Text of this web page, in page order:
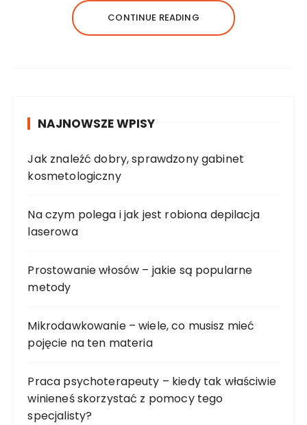
CONTINUE READING
NAJNOWSZE WPISY
Jak znaleźć dobry, sprawdzony gabinet
kosmetologiczny
Na czym polega i jak jest robiona depilacja
laserowa
Prostowanie włosów – jakie są popularne
metody
Mikrodawkowanie – wiele, co musisz mieć
pojęcie na ten materia
Praca psychoterapeuty – kiedy tak właściwie
winieneś skorzystać z pomocy tego
specjalisty?